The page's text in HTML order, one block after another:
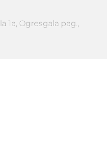
1a, Ogresgala pag.,